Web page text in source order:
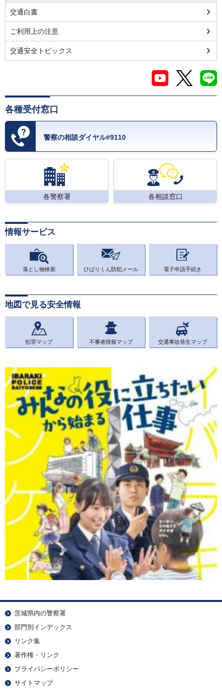
交通白書
ご利用上の注意
交通安全トピックス
各種受付窓口
警察の相談ダイヤル#9110
各警察署 各相談窓口
情報サービス
落とし物検索 ひばりくん防犯メール 電子申請手続き
地図で見る安全情報
犯罪マップ 不審者情報マップ 交通事故発生マップ
茨城県内の警察署
部門別インデックス
リンク集
著作権・リンク
プライバシーポリシー
サイトマップ